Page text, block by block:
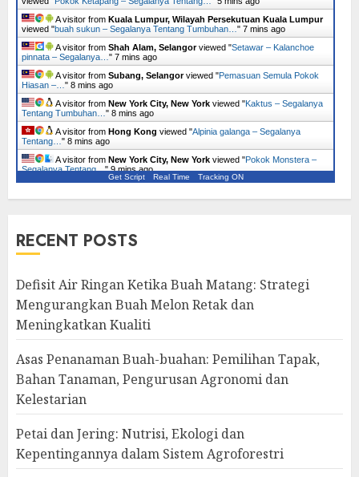
A visitor fromKuala Lumpur, Wilayah Persekutuan Kuala Lumpur
viewed "Pokok Ketapang – Segalanya Tentang…"6 mins ago
A visitor fromKuala Lumpur, Wilayah Persekutuan Kuala Lumpur
viewed "buah sukun – Segalanya Tentang Tumbuhan…"7 mins ago
A visitor fromShah Alam, Selangorviewed "Setawar – Kalanchoe
pinnata – Segalanya…"7 mins ago
A visitor fromSubang, Selangorviewed "Pemasuan Semula Pokok
Hiasan –…"8 mins ago
A visitor fromNew York City, New Yorkviewed "Kaktus – Segalanya
Tentang Tumbuhan… "8 mins ago
A visitor fromHong Kongviewed "Alpinia galanga – Segalanya
Tentang…"8 mins ago
A visitor fromNew York City, New Yorkviewed "Pokok Monstera –
Get Script Real Time Tracking ON
RECENT POSTS
Defisit Air Ringan Ketika Buah Matang: Strategi
Mengurangkan Buah Melon Retak dan
Meningkatkan Kualiti
Asas Penanaman Buah-buahan: Pemilihan Tapak,
Bahan Tanaman, Pengurusan Agronomi dan
Kelestarian
Petai dan Jering: Nutrisi, Ekologi dan
Kepentingannya dalam Sistem Agroforestri